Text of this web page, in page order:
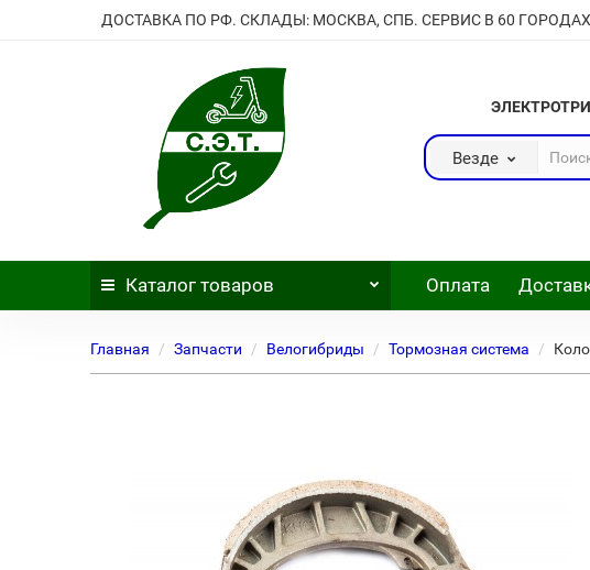
ДОСТАВКА ПО РФ. СКЛАДЫ: МОСКВА, СПБ. СЕРВИС В 60 ГОРОДАХ
Везде
Каталог товаров Оплата
Главная Запчасти Велогибриды Тормозная система